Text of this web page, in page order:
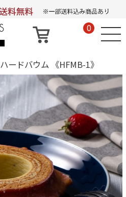
0
ハードバウム 《HFMB-1》